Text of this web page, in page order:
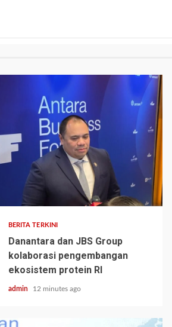
BERITA TERKINI
Danantara dan JBS Group
kolaborasi pengembangan
ekosistem protein RI
admin 12 minutes ago